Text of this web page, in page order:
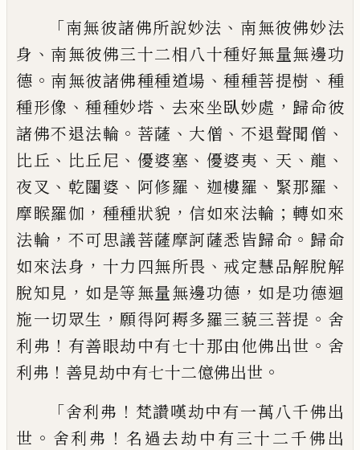
「南無彼諸佛所說妙法 、 南無彼佛妙法
身 、 南無彼佛三十二相八十種好無量無邊功
德 。 南無彼諸佛種種道場 、種種菩提樹 、 種
種形像 、種種妙塔 、 去來坐臥妙處 ， 歸命彼
諸佛不退法輪 。 菩薩 、 大僧 、 不退聲聞僧 、
比丘 、 比丘尼 、 優婆塞 、 優婆夷 、 天 、 龍 、
夜叉 、 乾闥婆 、 阿修羅 、 迦樓羅 、 緊那羅 、
摩睺羅伽 ， 種種狀貌 ， 信如來法輪 ； 轉如來
法輪 ， 不可思議菩薩摩訶薩悉皆歸命 。 歸命
如來法身 ， 十力四無所畏 、 戒定慧品解脫解
脫知見 ， 如是等無量無邊功德 ， 如是功德迴
施一切眾生 ， 願得阿耨多羅三藐三菩提 。 舍
利弗 ！ 有善眼劫中有七十那由他佛出世 。 舍
利弗 ！ 善見劫中有七十二億佛出世 。
「舍利弗 ！ 梵讚嘆劫中有一萬八千佛出
世 。 舍利弗 ！ 名過去劫中有三十二千佛出